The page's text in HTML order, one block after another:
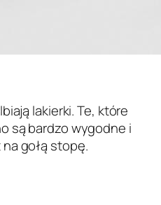
lakierki. Te, które
są bardzo wygodne i
gołą stopę.